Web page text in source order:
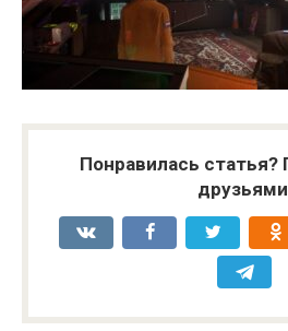
Понравилась статья?